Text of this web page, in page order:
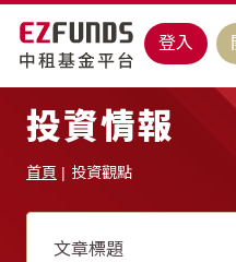
登入
投資情報
首頁 投資觀點
文章標題